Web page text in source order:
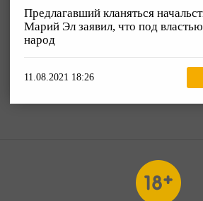
Предлагавший кланяться
Марий Эл заявил, что под
народ
11.08.2021 18:26